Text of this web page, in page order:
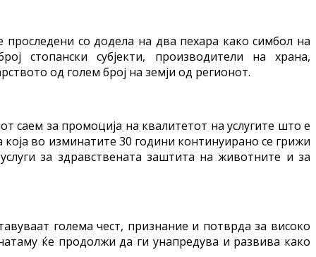
со додела на два пехара како симбол на
стопански субјекти, производители на храна,
од голем број на земји од регионот.
саем за промоција на квалитетот на услугите што е
во изминатите 30 години континуирано се грижи
за здравствената заштита на животните и за
голема чест, признание и потврда за високо
ќе продолжи да ги унапредува и развива како